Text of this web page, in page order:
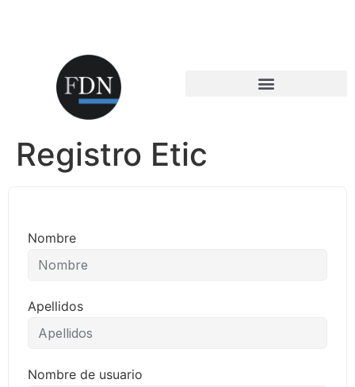
Registro Etic
Nombre
Apellidos
Nombre de usuario